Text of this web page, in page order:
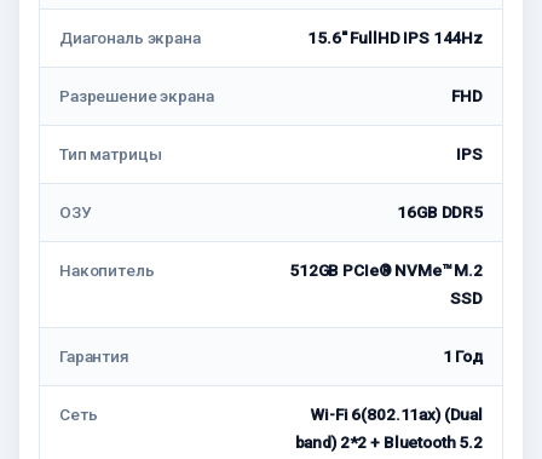
Диагональ экрана 15.6'' FullHD IPS 144Hz
Разрешение экрана FHD
Тип матрицы IPS
ОЗУ 16GB DDR5
Накопитель
512GB PCIe® NVMe™ M.2
SSD
Гарантия 1 Год
Сеть
Wi-Fi 6(802.11ax) (Dual
band) 2*2 + Bluetooth 5.2